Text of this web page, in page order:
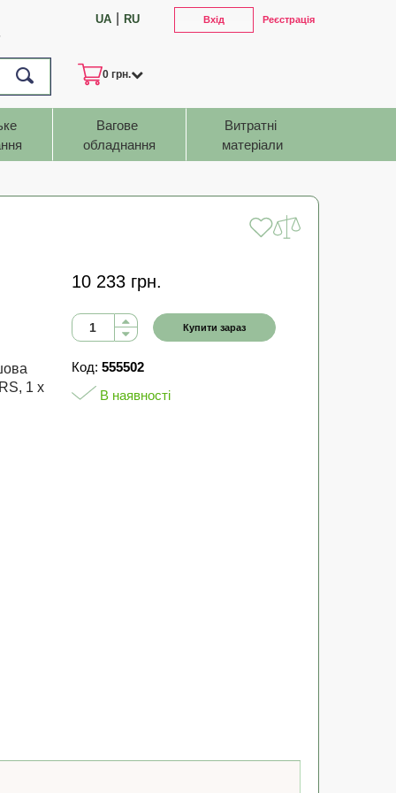
UA RU Вхід Реєстрація
0 грн.
Вагове
обладнання
Витратні
матеріали
1 х
10 233 грн.
Купити зараз
Код: 555502
В наявності